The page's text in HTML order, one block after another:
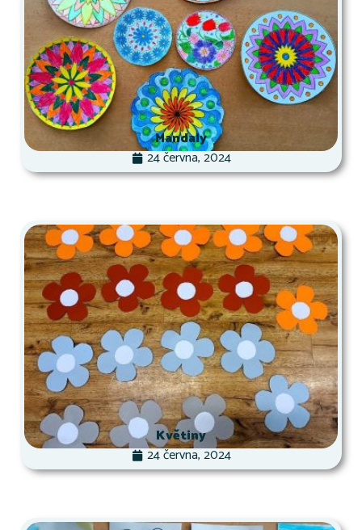
Mandaly
24 června, 2024
Květiny
24 června, 2024